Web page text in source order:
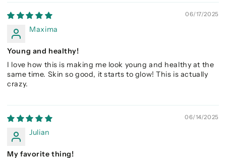
06/17/2025
Maxima
Young and healthy!
I love how this is making me look young and healthy at the
same time. Skin so good, it starts to glow! This is actually
crazy.
06/14/2025
Julian
My favorite thing!